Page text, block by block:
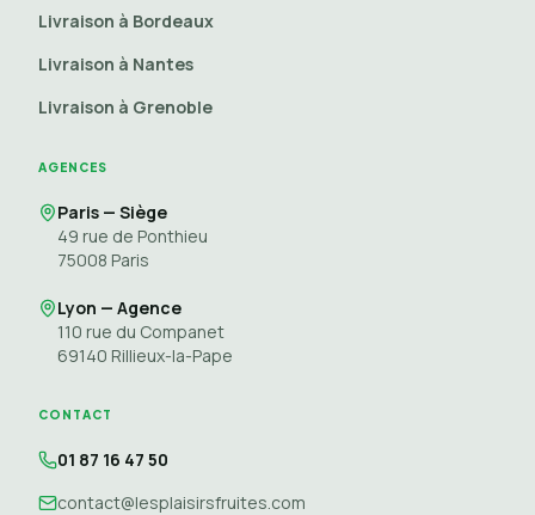
Livraison à Bordeaux
Livraison à Nantes
Livraison à Grenoble
AGENCES
Paris — Siège
49 rue de Ponthieu
75008 Paris
Lyon — Agence
110 rue du Companet
69140 Rillieux-la-Pape
CONTACT
01 87 16 47 50
contact@lesplaisirsfruites.com